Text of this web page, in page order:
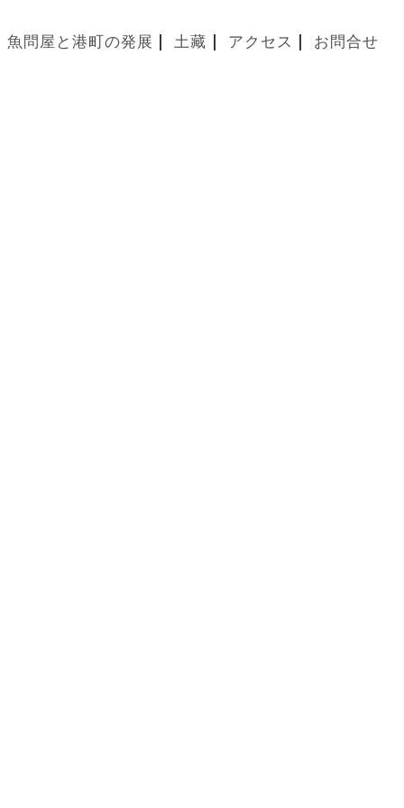
魚問屋と港町の発展 土藏 アクセス お問合せ